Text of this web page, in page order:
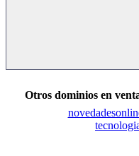
Otros dominios en